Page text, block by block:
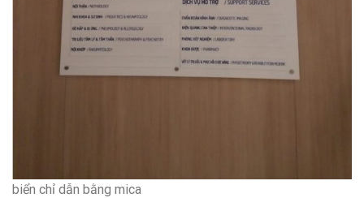
biển chỉ dẫn bằng mica